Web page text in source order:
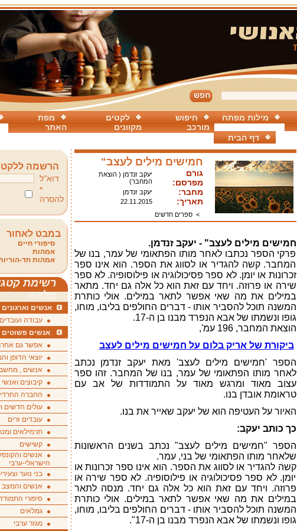
מפת
האתר
לקטים
מקוונים
חיפוש
מורכב
מילות מפתח
דף הבית
חמישים מילים לעצב"
גורם
מפרסם:
יעקב זנדמן ( הוצאת
המחבר)
מחבר: יעקב זנדמן
תאריך:
22.11.2015
>ספרים חדשים
חמישים מילים לעצב" - יעקב זנדמן.
פרקי הספר נכתבו לאחר מותו הפתאומי של עמר, בנו של
המחבר. קשה להגדיר או לסווג את הספר. הוא אינו ספר
זכרונות או יומן. לא ספר פסיכולוגיה או פילוסופיה. לא ספר
שירה או פרוזה. ויחד עם זאת הוא כל אלה גם יחד. מתאר
במילים את מה שאי אפשר לתאר במילים. אולי כותרת
המשנה תוכל להסביר אותו - דברים החולפים בליבו, מוחו,
גופו ונשמתו של אבא הנפרד מבנו בן ה-17.
הוצאת המחבר, 196 עמ',
ביקורת של אריק בלום על חמישים מילים לעצב
הספר 'חמישים מילים לעצב' מאת יעקב זנדמן נכתב
לאחר מותו הפתאומי של עמר, בנו של המחבר. זהו ספר
עצוב מאוד ומרגש מאוד על התמודדות של אב עם
טראומת אובדן בנו.
האיור על העטיפה הוא של יעקב שאייר את בנו.
כך כותב יעקב:
הספר "חמישים מילים לעצב" נכתב בשנים הראשונות
שלאחר מותו הפתאומי של בני, עמר.
קשה להגדיר או לסווג את הספר. הוא אינו ספר זכרונות או
יומן. לא ספר פסיכולוגיה או פילוסופיה. לא ספר שירה או
פרוזה. ויחד עם זאת הוא כל אלה גם יחד. מנסה לתאר
במילים את מה שאי אפשר לתאר במילים. אולי כותרת
המשנה תוכל להסביר אותו - דברים החולפים בליבו, מוחו,
גופו ונשמתו של אבא הנפרד מבנו בן ה-17".
הרשמה ללקט
דוא"ל
*
להסרה
במבט לאחור
סיפורי חיים
אמהות
אמהות חד-
רשימת
מלאה
אנשים וארגונים
עבודה ועובדים
אנשים פשוטים
אפשר גם
יוצאי הדופן
אנשים ,
קיבוצים
החברה
עולים חדשים
עובדים זרים
תרמילאים
קשישים
אנשים
הישראלי-ערבי
בני נוער
אנשים והמצב
סיפורי
גמלאים
מגזר ערבי